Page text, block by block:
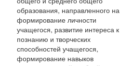
образования, направленного на
формирование личности
учащегося, развитие интереса к
познанию и творческих
способностей учащегося,
формирование навыков